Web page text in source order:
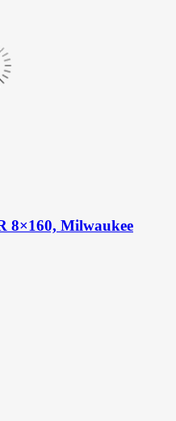
8×160, Milwaukee